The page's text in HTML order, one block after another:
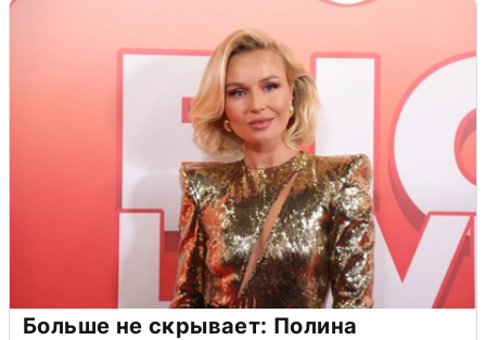
Больше не скрывает: Полина